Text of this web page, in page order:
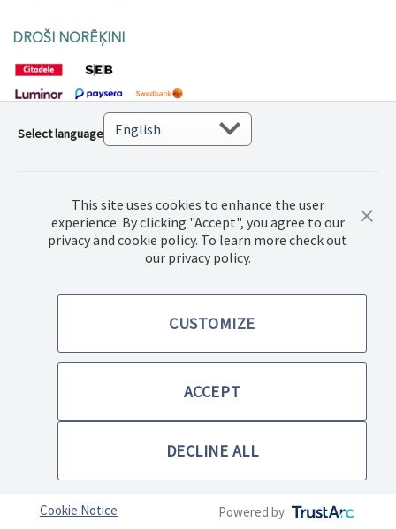
DROŠI NORĒĶINI
© 2022 Norwex Baltic SIA, Visas autortiesības aizsargātas
Select language
This site uses cookies to enhance the user
experience. By clicking "Accept", you agree to our
privacy and cookie policy. To learn more check out
our privacy policy.
CUSTOMIZE
ACCEPT
DECLINE ALL
Cookie Notice Powered by: